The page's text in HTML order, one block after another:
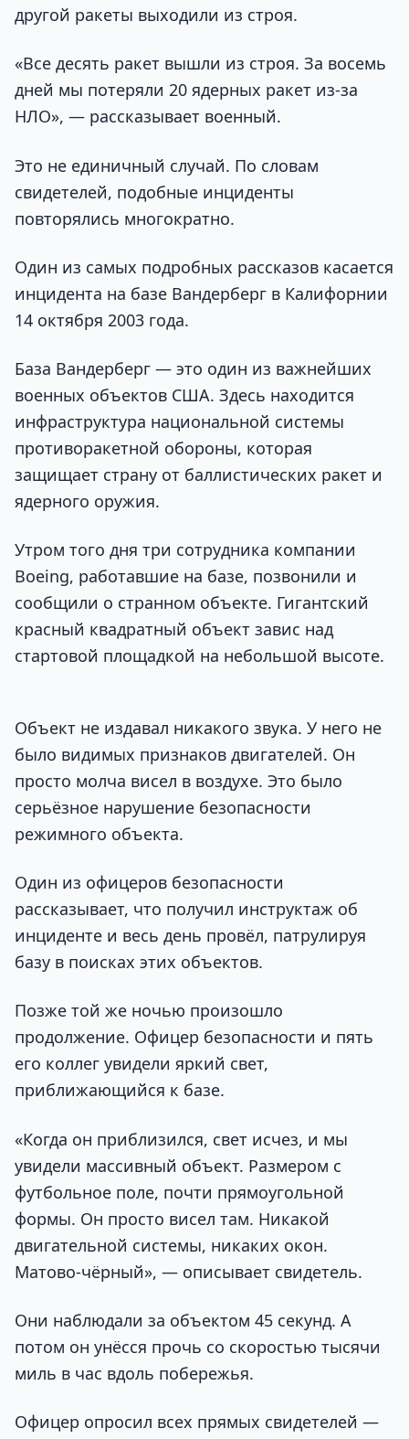
другой ракеты выходили из строя.
«Все десять ракет вышли из строя. За восемь
дней мы потеряли 20 ядерных ракет из-за
НЛО», — рассказывает военный.
Это не единичный случай. По словам
свидетелей, подобные инциденты
повторялись многократно.
Один из самых подробных рассказов касается
инцидента на базе Вандерберг в Калифорнии
14 октября 2003 года.
База Вандерберг — это один из важнейших
военных объектов США. Здесь находится
инфраструктура национальной системы
противоракетной обороны, которая
защищает страну от баллистических ракет и
ядерного оружия.
Утром того дня три сотрудника компании
Boeing, работавшие на базе, позвонили и
сообщили о странном объекте. Гигантский
красный квадратный объект завис над
стартовой площадкой на небольшой высоте.
Объект не издавал никакого звука. У него не
было видимых признаков двигателей. Он
просто молча висел в воздухе. Это было
серьёзное нарушение безопасности
режимного объекта.
Один из офицеров безопасности
рассказывает, что получил инструктаж об
инциденте и весь день провёл, патрулируя
базу в поисках этих объектов.
Позже той же ночью произошло
продолжение. Офицер безопасности и пять
его коллег увидели яркий свет,
приближающийся к базе.
«Когда он приблизился, свет исчез, и мы
увидели массивный объект. Размером с
футбольное поле, почти прямоугольной
формы. Он просто висел там. Никакой
двигательной системы, никаких окон.
Матово-чёрный», — описывает свидетель.
Они наблюдали за объектом 45 секунд. А
потом он унёсся прочь со скоростью тысячи
миль в час вдоль побережья.
Офицер опросил всех прямых свидетелей —